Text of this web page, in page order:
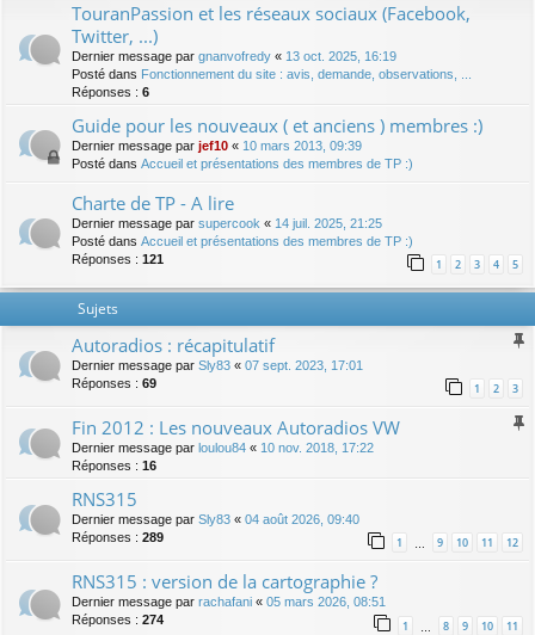
TouranPassion et les réseaux sociaux (Facebook,
Twitter, ...)
Dernier message par gnanvofredy « 13 oct. 2025, 16:19
Posté dans Fonctionnement du site : avis, demande, observations, ...
Réponses : 6
Guide pour les nouveaux ( et anciens ) membres :)
Dernier message par jef10 « 10 mars 2013, 09:39
Posté dans Accueil et présentations des membres de TP :)
Charte de TP - A lire
Dernier message par supercook « 14 juil. 2025, 21:25
Posté dans Accueil et présentations des membres de TP :)
Réponses : 121 1 2 3 4 5
Sujets
Autoradios : récapitulatif
Dernier message par Sly83 « 07 sept. 2023, 17:01
Réponses : 69 1 2 3
Fin 2012 : Les nouveaux Autoradios VW
Dernier message par loulou84 « 10 nov. 2018, 17:22
Réponses : 16
RNS315
Dernier message par Sly83 « 04 août 2026, 09:40
Réponses : 289 1 … 9 10 11 12
RNS315 : version de la cartographie ?
Dernier message par rachafani « 05 mars 2026, 08:51
Réponses : 274 1 8 9 10 11